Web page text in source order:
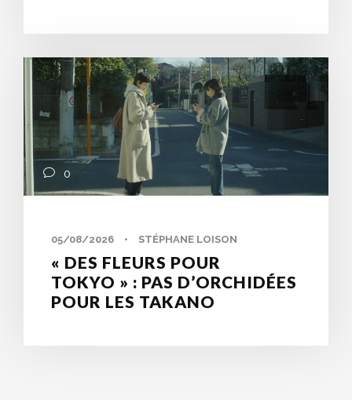
0
05/08/2026 • STÉPHANE LOISON
« DES FLEURS POUR
TOKYO » : PAS D’ORCHIDÉES
POUR LES TAKANO